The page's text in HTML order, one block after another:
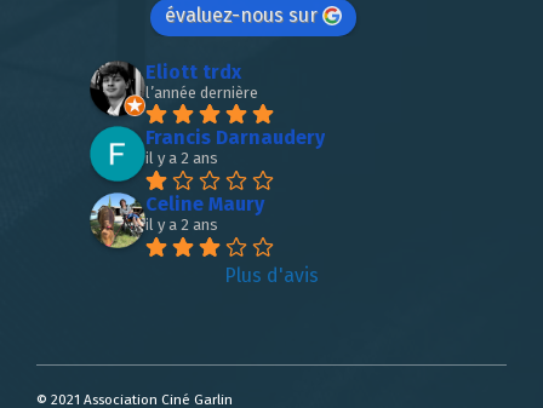
évaluez-nous sur
Eliott trdx
l’année dernière
Francis Darnaudery
il y a 2 ans
Celine Maury
il y a 2 ans
Plus d'avis
© 2021 Association Ciné Garlin